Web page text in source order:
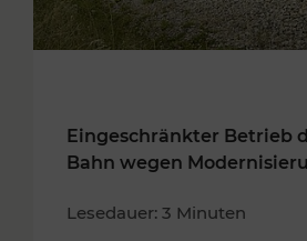
Eingeschränkter Betrieb
Bahn wegen
Lesedauer: 3 Minuten